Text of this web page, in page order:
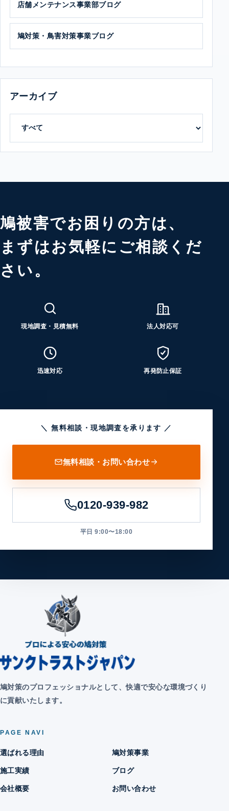
店舗メンテナンス事業部ブログ
鳩対策・鳥害対策事業ブログ
アーカイブ
鳩被害でお困りの方は、
まずはお気軽にご相談くだ
さい。
現地調査・見積無料 法人対応可
迅速対応 再発防止保証
＼ 無料相談・現地調査を承ります ／
無料相談・お問い合わせ
0120-939-982
平日 9:00〜18:00
鳩対策のプロフェッショナルとして、快適で安心な環境づくり
に貢献いたします。
PAGE NAVI
選ばれる理由 鳩対策事業
施工実績 ブログ
会社概要 お問い合わせ